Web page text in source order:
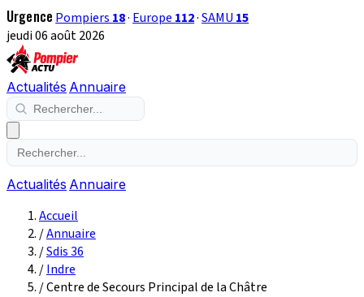
Urgence Pompiers 18· Europe 112·SAMU 15
jeudi 06 août 2026
Actualités Annuaire
Actualités Annuaire
Accueil
/Annuaire
/Sdis 36
/Indre
/Centre de Secours Principal de la Châtre